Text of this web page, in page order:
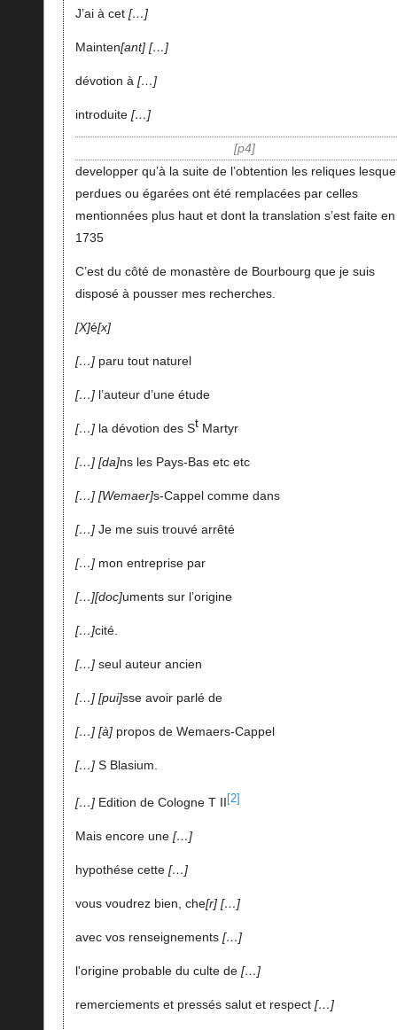
J’ai à cet …
Mainten ant …
dévotion à …
introduite …
p4
developper qu’à la suite de l’obtention les reliques
perdues ou égarées ont été remplacées par celles
mentionnées plus haut et dont la translation s’est faite en
1735
C’est du côté de monastère de Bourbourg que je suis
disposé à pousser mes recherches.
X é x
… paru tout naturel
… l’auteur d’une étude
… la dévotion des StMartyr
… da ns les Pays-Bas etc etc
… Wemaer s-Cappel comme dans
… Je me suis trouvé arrêté
… mon entreprise par
… doc uments sur l’origine
… cité.
… seul auteur ancien
… pui sse avoir parlé de
… à propos de Wemaers-Cappel
… S Blasium.
… Edition de Cologne T II [2]
Mais encore une …
hypothése cette …
vous voudrez bien, che r …
avec vos renseignements …
l'origine probable du culte de …
remerciements et pressés salut et respect …